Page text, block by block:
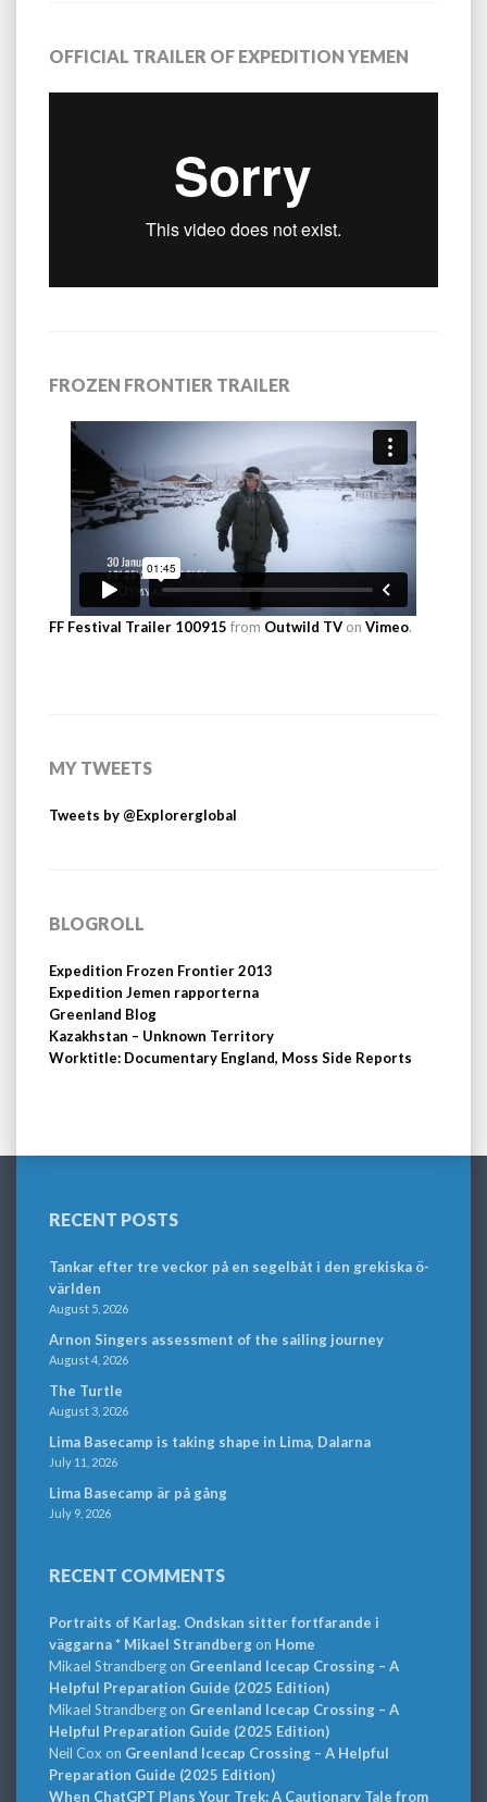
OFFICIAL TRAILER OF EXPEDITION YEMEN
FROZEN FRONTIER TRAILER
FF Festival Trailer 100915 from Outwild TV on Vimeo.
MY TWEETS
Tweets by @Explorerglobal
BLOGROLL
Expedition Frozen Frontier 2013
Expedition Jemen rapporterna
Greenland Blog
Kazakhstan – Unknown Territory
Worktitle: Documentary England, Moss Side Reports
RECENT POSTS
Tankar efter tre veckor på en segelbåt i den grekiska ö-
världen
August 5, 2026
Arnon Singers assessment of the sailing journey
August 4, 2026
The Turtle
August 3, 2026
Lima Basecamp is taking shape in Lima, Dalarna
July 11, 2026
Lima Basecamp är på gång
July 9, 2026
RECENT COMMENTS
Portraits of Karlag. Ondskan sitter fortfarande i
väggarna * Mikael Strandbergon Home
Mikael Strandbergon Greenland Icecap Crossing – A
Helpful Preparation Guide (2025 Edition)
Mikael Strandbergon Greenland Icecap Crossing – A
Helpful Preparation Guide (2025 Edition)
Neil Cox on Greenland Icecap Crossing – A Helpful
Preparation Guide (2025 Edition)
When ChatGPT Plans Your Trek: A Cautionary Tale from